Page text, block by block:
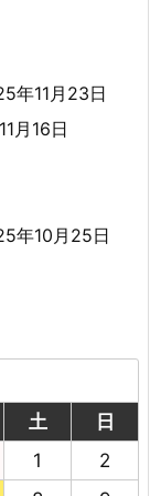
年11月23日
月16日
年10月25日
土
日
1
2